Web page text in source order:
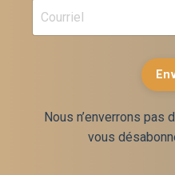
Nous n’enverrons pas
vous